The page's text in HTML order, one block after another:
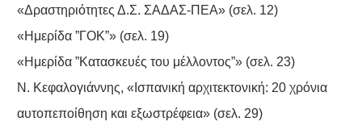
«Δραστηριότητες Δ.Σ. ΣΑΔΑΣ-ΠΕΑ» (σελ. 12)
«Ημερίδα ”ΓΟΚ”» (σελ. 19)
«Ημερίδα ”Κατασκευές του μέλλοντος”» (σελ. 23)
Ν. Κεφαλογιάννης, «Ισπανική αρχιτεκτονική: 20 χρόνια
αυτοπεποίθηση και εξωστρέφεια» (σελ. 29)